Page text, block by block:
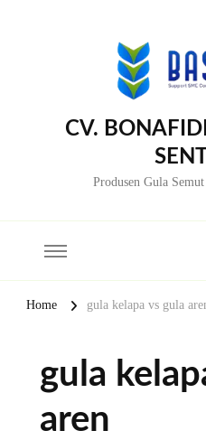
CV.
Produsen Gula
Home gula kelapa vs gula
gula
aren